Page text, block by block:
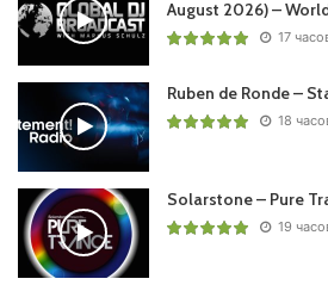
August 2026) –
17
Ruben de Ronde –
18
Solarstone – Pure
19